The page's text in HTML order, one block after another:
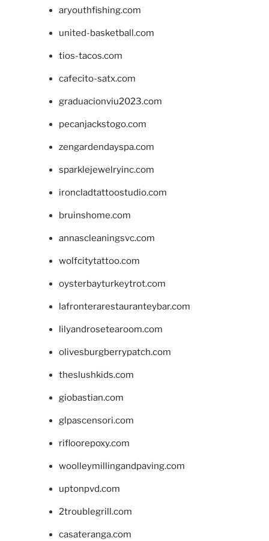
aryouthfishing.com
united-basketball.com
tios-tacos.com
cafecito-satx.com
graduacionviu2023.com
pecanjackstogo.com
zengardendayspa.com
sparklejewelryinc.com
ironcladtattoostudio.com
bruinshome.com
annascleaningsvc.com
wolfcitytattoo.com
oysterbayturkeytrot.com
lafronterarestauranteybar.com
lilyandrosetearoom.com
olivesburgberrypatch.com
theslushkids.com
giobastian.com
glpascensori.com
rifloorepoxy.com
woolleymillingandpaving.com
uptonpvd.com
2troublegrill.com
casateranga.com